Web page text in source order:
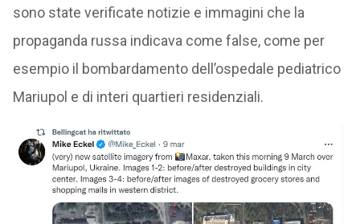
sono state verificate notizie e immagini che la
propaganda russa indicava come false, come per
esempio il bombardamento dell’ospedale pediatrico
Mariupol e di interi quartieri residenziali.